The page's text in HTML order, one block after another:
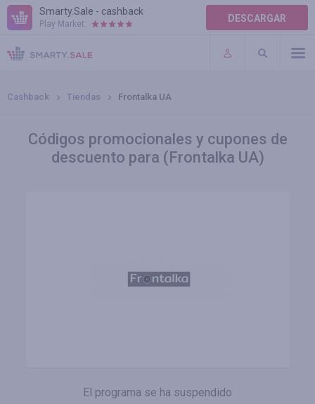
Smarty.Sale - cashback
Play Market: DESCARGAR
AYUDA
TÉRMINOS DE USO
Cashback Tiendas Frontalka UA
Códigos promocionales y cupones de
descuento para (Frontalka UA)
El programa se ha suspendido